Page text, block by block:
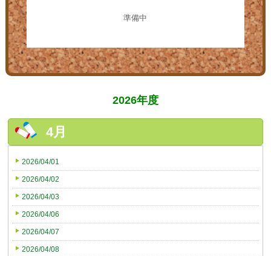
準備中
2026年度
4月
2026/04/01
2026/04/02
2026/04/03
2026/04/06
2026/04/07
2026/04/08